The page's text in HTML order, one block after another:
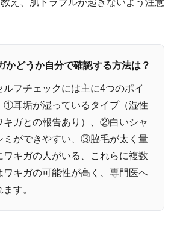
かどうか自分で確認する方法は？
フチェックには主に4つのポイ
①耳垢が湿っているタイプ（湿性
キガとの報告あり）、②白いシャ
ミができやすい、③脇毛が太く量
キガの人がいる、これらに複数
ワキガの可能性が高く、専門医へ
す。